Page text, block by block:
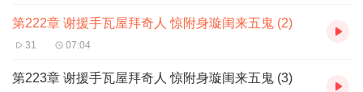
第222章 谢援手瓦屋拜奇人 惊附身璇闺来五鬼 (2)
31 07:04
第223章 谢援手瓦屋拜奇人 惊附身璇闺来五鬼 (3)